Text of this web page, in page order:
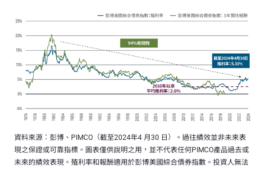
資料來源：彭博、PIMCO（截至2024年4 月30 日）。過往績效並非未來表
現之保證或可靠指標。圖表僅供說明之用，並不代表任何PIMCO產品過去或
未來的績效表現。殖利率和報酬適用於彭博美國綜合債券指數。投資人無法